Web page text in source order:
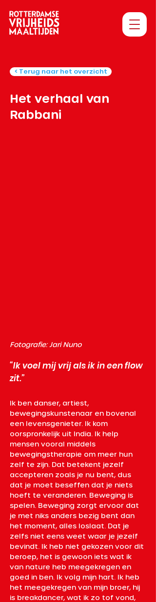
< Terug naar het overzicht
Het verhaal van
Rabbani
Fotografie: Jari Nuno
“Ik voel mij vrij als ik in een flow
zit.”
Ik ben danser, artiest,
bewegingskunstenaar en bovenal
een levensgenieter. Ik kom
oorspronkelijk uit India. Ik help
mensen vooral middels
bewegingstherapie om meer hun
zelf te zijn. Dat betekent jezelf
accepteren zoals je nu bent, dus
dat je moet beseffen dat je niets
hoeft te veranderen. Beweging is
spelen. Beweging zorgt ervoor dat
je met niks anders bezig bent dan
het moment, alles loslaat. Dat je
zelfs niet eens weet waar je jezelf
bevindt. Ik heb niet gekozen voor dit
beroep, het is gewoon iets wat ik
van nature heb meegekregen en
goed in ben. Ik volg mijn hart. Ik heb
het meegekregen van mijn broer, hij
is breakdancer, wat ik zo tof vond,